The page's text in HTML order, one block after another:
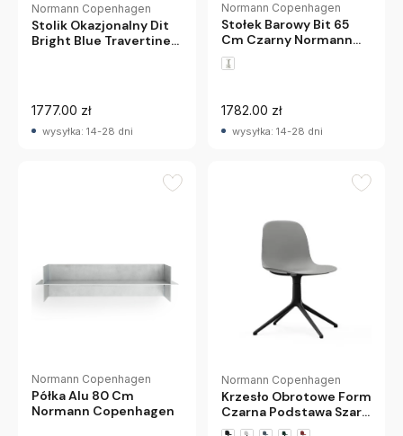
Normann Copenhagen
Stolik Okazjonalny Dit
Bright Blue Travertine
1777.00 zł
wysyłka: 14-28 dni
Normann Copenhagen
Stołek Barowy Bit 65
Cm Czarny Normann
Copenhagen
1782.00 zł
wysyłka: 14-28 dni
Normann Copenhagen
Półka Alu 80 Cm
Normann Copenhagen
Normann Copenhagen
Krzesło Obrotowe Form
Czarna Podstawa Szare
Normann Copenhagen